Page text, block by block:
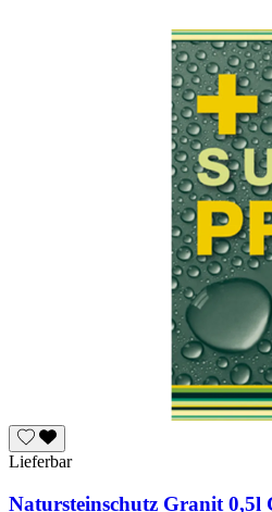
Lieferbar
Natursteinschutz Granit 0,5l